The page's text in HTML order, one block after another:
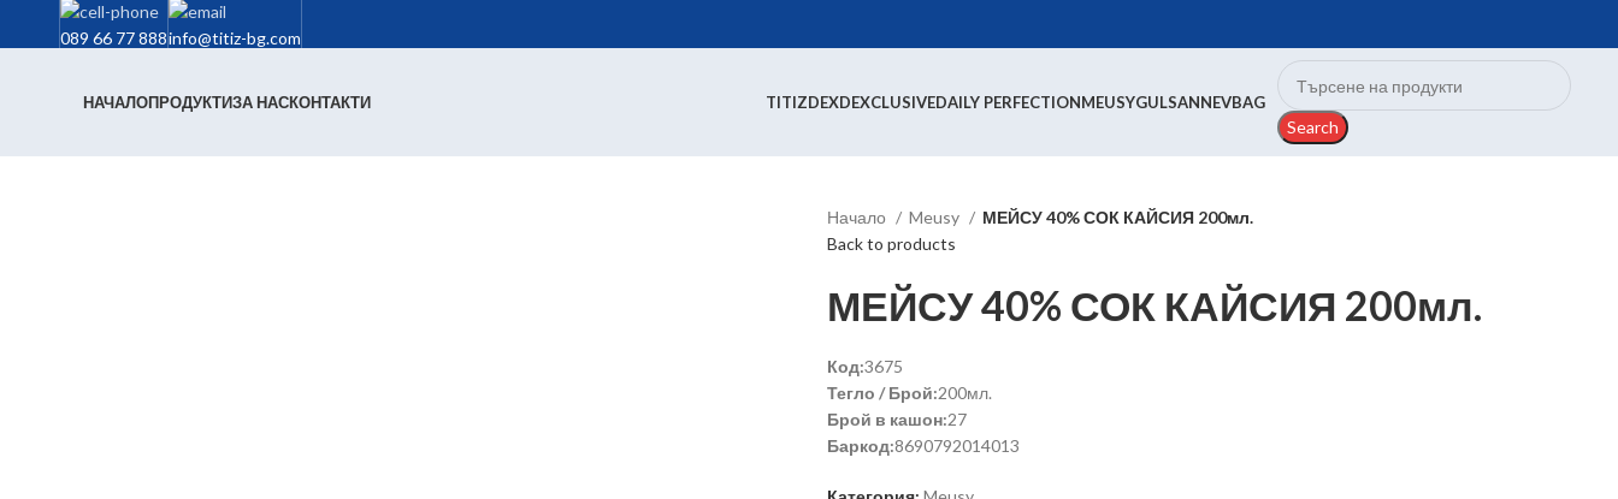
089 66 77 888info@titiz-bg.com
НАЧАЛОПРОДУКТИЗА НАСКОНТАКТИ TITIZDEXDEXCLUSIVEDAILY PERFECTIONMEUSYGULSANNEVBAG
Search
Начало Meusy
МЕЙСУ 40% СОК КАЙСИЯ 200мл.
Back to products
МЕЙСУ 40% СОК КАЙСИЯ 200мл.
Код:3675
Тегло / Брой:200мл.
Брой в кашон:27
Баркод:8690792014013